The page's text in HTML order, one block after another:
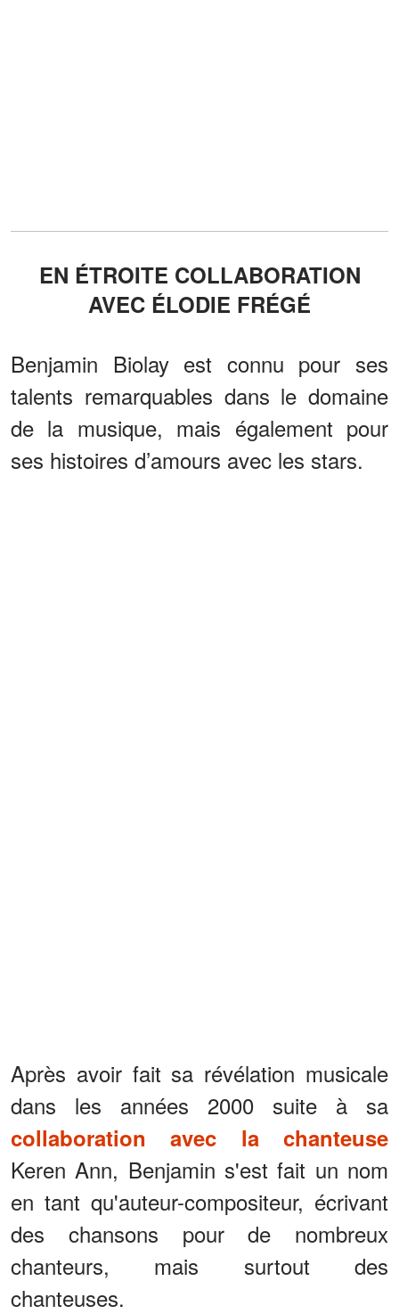
EN ÉTROITE COLLABORATION
AVEC ÉLODIE FRÉGÉ
Benjamin Biolay est connu pour ses
talents remarquables dans le domaine
de la musique, mais également pour
ses histoires d’amours avec les stars.
Après avoir fait sa révélation musicale
dans les années 2000 suite à sa
collaboration avec la chanteuse
Keren Ann, Benjamin s'est fait un nom
en tant qu'auteur-compositeur, écrivant
des chansons pour de nombreux
chanteurs, mais surtout des
chanteuses.